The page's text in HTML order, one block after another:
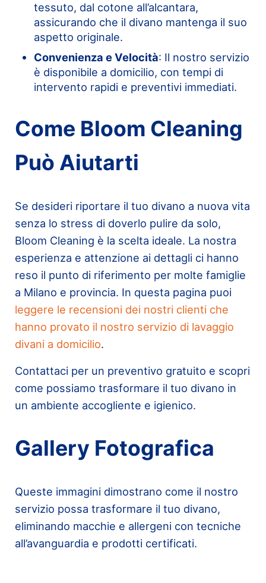
tessuto, dal cotone all’alcantara,
assicurando che il divano mantenga il suo
aspetto originale.
Convenienza e Velocità: Il nostro servizio
è disponibile a domicilio, con tempi di
intervento rapidi e preventivi immediati.
Come Bloom Cleaning
Può Aiutarti
Se desideri riportare il tuo divano a nuova vita
senza lo stress di doverlo pulire da solo,
Bloom Cleaning è la scelta ideale. La nostra
esperienza e attenzione ai dettagli ci hanno
reso il punto di riferimento per molte famiglie
a Milano e provincia. In questa pagina puoi
leggere le recensioni dei nostri clienti che
hanno provato il nostro servizio di lavaggio
divani a domicilio.
Contattaci per un preventivo gratuito e scopri
come possiamo trasformare il tuo divano in
un ambiente accogliente e igienico.
Gallery Fotografica
Queste immagini dimostrano come il nostro
servizio possa trasformare il tuo divano,
eliminando macchie e allergeni con tecniche
all’avanguardia e prodotti certificati.